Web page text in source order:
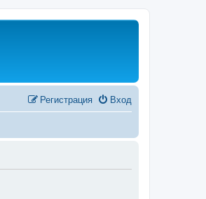
Вход
Регистрация